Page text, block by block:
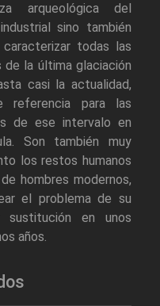
arqueológica del
sino también
todas las
la última glaciación
casi la actualidad,
referencia para las
de ese intervalo en
Son también muy
los restos humanos
hombres modernos,
el problema de su
sustitución en unos
años.